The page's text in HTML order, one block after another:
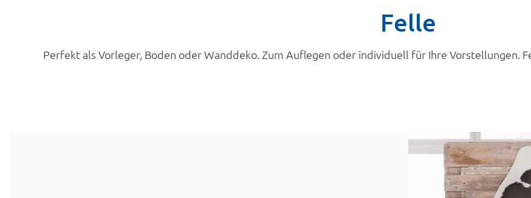
Felle
Perfekt als Vorleger, Boden oder Wanddeko. Zum Auflegen oder individuell für Ihre Vorstellungen.